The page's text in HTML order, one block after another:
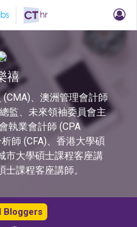
禧
、澳洲管理會計師
監、未來領袖委員會主
執業會計師 (CPA
師 (CFA)、香港大學碩
市大學碩士課程客座講
課程客座講師。
Bloggers